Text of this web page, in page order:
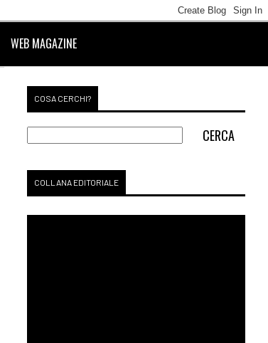
WEB MAGAZINE
COSA CERCHI?
COLLANA EDITORIALE